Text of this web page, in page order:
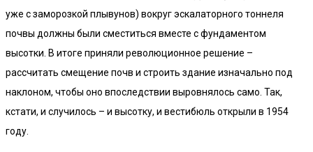
уже с заморозкой плывунов) вокруг эскалаторного тоннеля
почвы должны были сместиться вместе с фундаментом
высотки. В итоге приняли революционное решение –
рассчитать смещение почв и строить здание изначально под
наклоном, чтобы оно впоследствии выровнялось само. Так,
кстати, и случилось – и высотку, и вестибюль открыли в 1954
году.